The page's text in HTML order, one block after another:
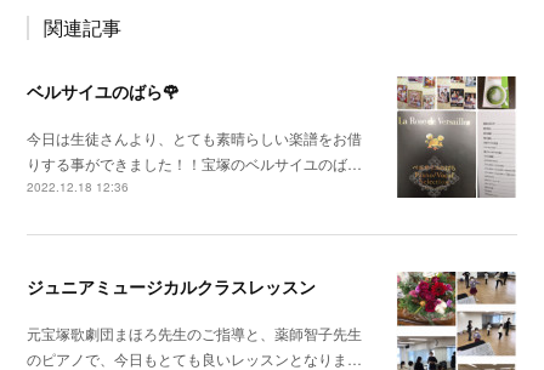
関連記事
ベルサイユのばら🌹
今日は生徒さんより、とても素晴らしい楽譜をお借
りする事ができました！！宝塚のベルサイユのば…
2022.12.18 12:36
ジュニアミュージカルクラスレッスン
元宝塚歌劇団まほろ先生のご指導と、薬師智子先生
のピアノで、今日もとても良いレッスンとなりま…